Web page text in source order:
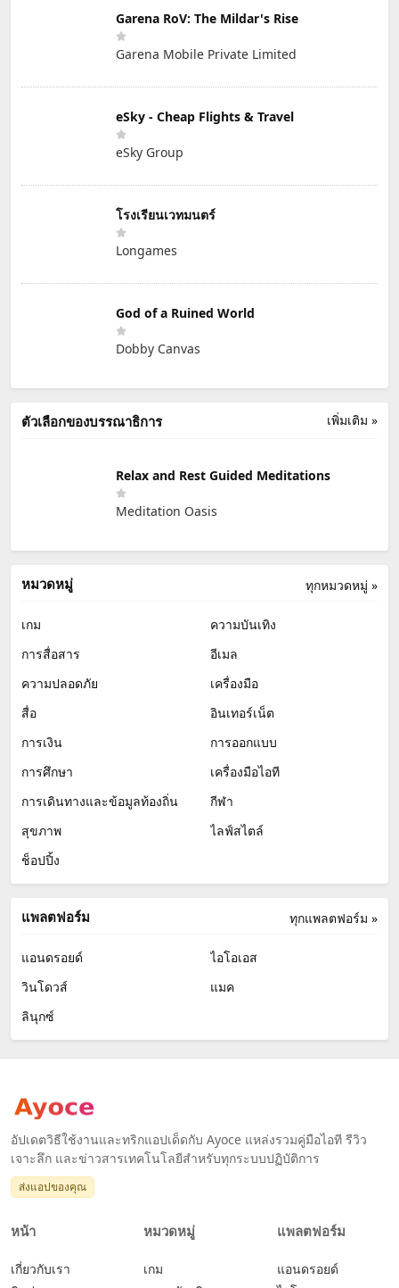
Garena RoV: The Mildar's Rise
Garena Mobile Private Limited
eSky - Cheap Flights & Travel
eSky Group
โรงเรียนเวทมนตร์
Longames
God of a Ruined World
Dobby Canvas
เพิ่มเติม »
ตัวเลือกของบรรณาธิการ
Relax and Rest Guided Meditations
Meditation Oasis
ทุกหมวดหมู่ »
หมวดหมู่
เกม
ความบันเทิง
การสื่อสาร
อีเมล
ความปลอดภัย
เครื่องมือ
สื่อ
อินเทอร์เน็ต
การเงิน
การออกแบบ
การศึกษา
เครื่องมือไอที
การเดินทางและข้อมูลท้องถิ่น
กีฬา
สุขภาพ
ไลฟ์สไตล์
ช็อปปิ้ง
ทุกแพลตฟอร์ม »
แพลตฟอร์ม
แอนดรอยด์
ไอโอเอส
วินโดวส์
แมค
ลินุกซ์
อัปเดตวิธีใช้งานและทริกแอปเด็ดกับ Ayoce แหล่งรวมคู่มือไอที รีวิว
เจาะลึก และข่าวสารเทคโนโลยีสำหรับทุกระบบปฏิบัติการ
ส่งแอปของคุณ
หน้า
เกี่ยวกับเรา
หมวดหมู่
เกม
แพลตฟอร์ม
แอนดรอยด์